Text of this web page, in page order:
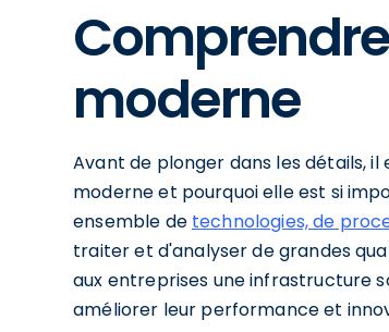
moderne
Avant de plonger dans les détails,
moderne et pourquoi elle est si
ensemble de technologies, de
traiter et d'analyser de grandes
aux entreprises une infrastructure
améliorer leur performance et